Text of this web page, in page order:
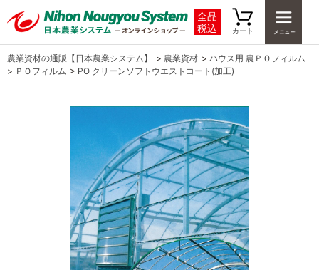
全品
税込
カート
農業資材の通販【日本農業システム】 > 農業資材 > ハウス用 農ＰＯフィルム
> ＰＯフィルム > PO クリーンソフトウエストコート(加工)